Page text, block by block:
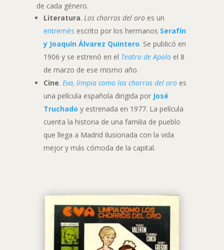
de cada género.
Literatura. Los chorros del oro es un
entremés escrito por los hermanos Serafín
y Joaquín Álvarez Quintero. Se publicó en
1906 y se estrenó en el Teatro de Apoloel 8
de marzo de ese mismo año.
Cine. Eva, limpia como los chorros del oroes
una película española dirigida por José
Truchado y estrenada en 1977. La película
cuenta la historia de una familia de pueblo
que llega a Madrid ilusionada con la vida
mejor y más cómoda de la capital.